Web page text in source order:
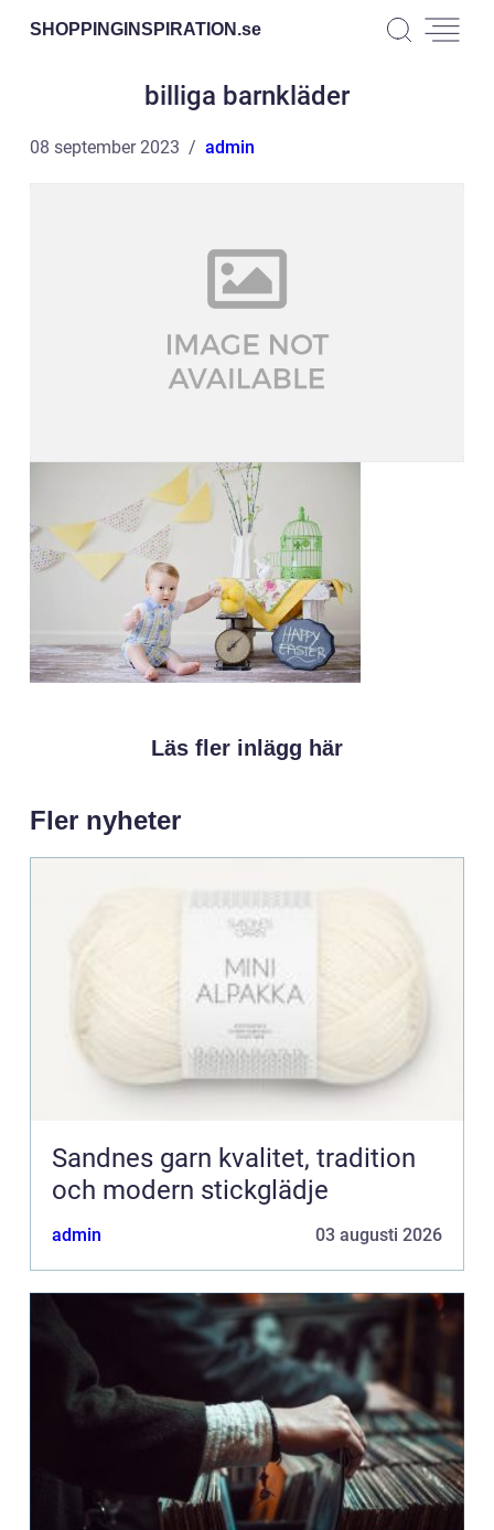
SHOPPINGINSPIRATION.se
billiga barnkläder
08 september 2023 admin
Läs fler inlägg här
Fler nyheter
Sandnes garn kvalitet, tradition
och modern stickglädje
admin 03 augusti 2026